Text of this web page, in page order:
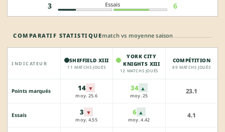
3 Essais 6
COMPARATIF STATISTIQUEmatch vs moyenne saison
INDICATEUR SHEFFIELD XIII
11 MATCHS JOUÉS
YORK CITY
KNIGHTS XIII
12 MATCHS JOUÉS
COMPÉTITION
89 MATCHS JOUÉS
Points marqués 14 ▼
moy. 25.6
34 ▲
moy. 25
23.1
Essais 3 ▼
moy. 4.55
6 ▲
moy. 4.42
4.1